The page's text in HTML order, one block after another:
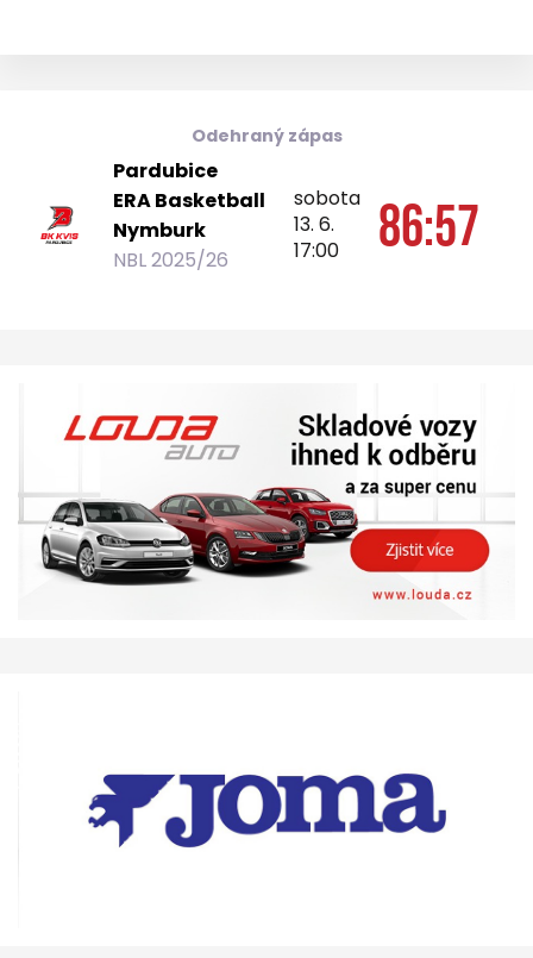
Odehraný zápas
Pardubice
ERA Basketball
Nymburk
NBL 2025/26
sobota
13. 6.
17:00
86:57